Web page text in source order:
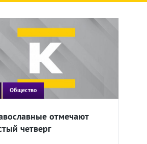
Общество
отмечают
четверг